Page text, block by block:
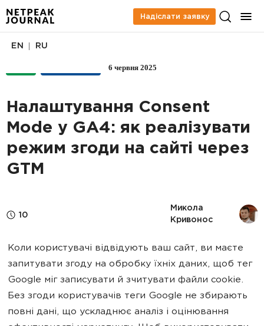
Надіслати заявку
6 червня 2025
EN RU
Налаштування Consent
Mode у GА4: як реалізувати
режим згоди на сайті через
GTM
10
Микола
Кривонос
Коли користувачі відвідують ваш сайт, ви маєте
запитувати згоду на обробку їхніх даних, щоб тег
Google міг записувати й зчитувати файли cookie.
Без згоди користувачів теги Google не збирають
повні дані, що ускладнює аналіз і оцінювання